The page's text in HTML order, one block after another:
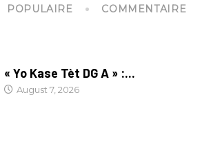
POPULAIRE COMMENTAIRE
« Yo Kase Tèt DG A » :...
August 7, 2026